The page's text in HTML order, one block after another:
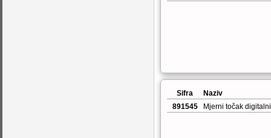
Sifra
Naziv
891545
Mjerni točak